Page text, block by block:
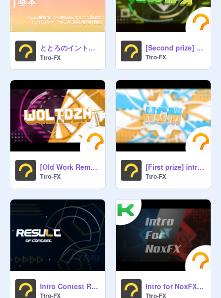
ととろのイントロ講座 エフェクト編 # イントロ講座
Ttro-FX
[Second prize] intro for -KiwiFX-
Ttro-FX
[Old Work Remake] intro for wolther
Ttro-FX
[First prize] intro for -HgmDZN
Ttro-FX
Intro Contest Result
Ttro-FX
intro for NoxFX w/-KiwiFX-
Ttro-FX